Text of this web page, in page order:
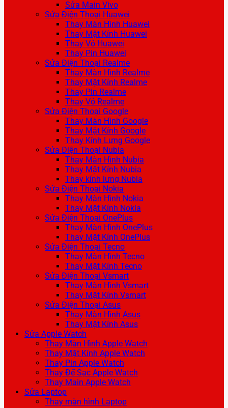
Sửa Main Vivo
Sửa Điện Thoại Huawei
Thay Màn Hình Huawei
Thay Mặt Kính Huawei
Thay Vỏ Huawei
Thay Pin Huawei
Sửa Điện Thoại Realme
Thay Màn Hình Realme
Thay Mặt Kính Realme
Thay Pin Realme
Thay Vỏ Realme
Sửa Điện Thoại Google
Thay Màn Hình Google
Thay Mặt Kính Google
Thay Kính Lưng Google
Sửa Điện Thoại Nubia
Thay Màn Hình Nubia
Thay Mặt Kính Nubia
Thay kính lưng Nubia
Sửa Điện Thoại Nokia
Thay Màn Hình Nokia
Thay Mặt Kính Nokia
Sửa Điện Thoại OnePlus
Thay Màn Hình OnePlus
Thay Mặt Kính OnePlus
Sửa Điện Thoại Tecno
Thay Màn Hình Tecno
Thay Mặt Kính Tecno
Sửa Điện Thoại Vsmart
Thay Màn Hình Vsmart
Thay Mặt Kính Vsmart
Sửa Điện Thoại Asus
Thay Màn Hình Asus
Thay Mặt Kính Asus
Sửa Apple Watch
Thay Màn Hình Apple Watch
Thay Mặt Kính Apple Watch
Thay Pin Apple Watch
Thay Đế Sạc Apple Watch
Thay Main Apple Watch
Sửa Laptop
Thay màn hình Laptop